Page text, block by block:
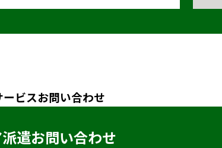
ビスお問い合わせ
遣お問い合わせ